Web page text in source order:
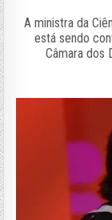
A ministra da
está sendo
Câmara dos